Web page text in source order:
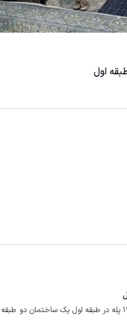
اول
این سوئیت مبله یکخوابه با دسترسی حدود 12 پله در